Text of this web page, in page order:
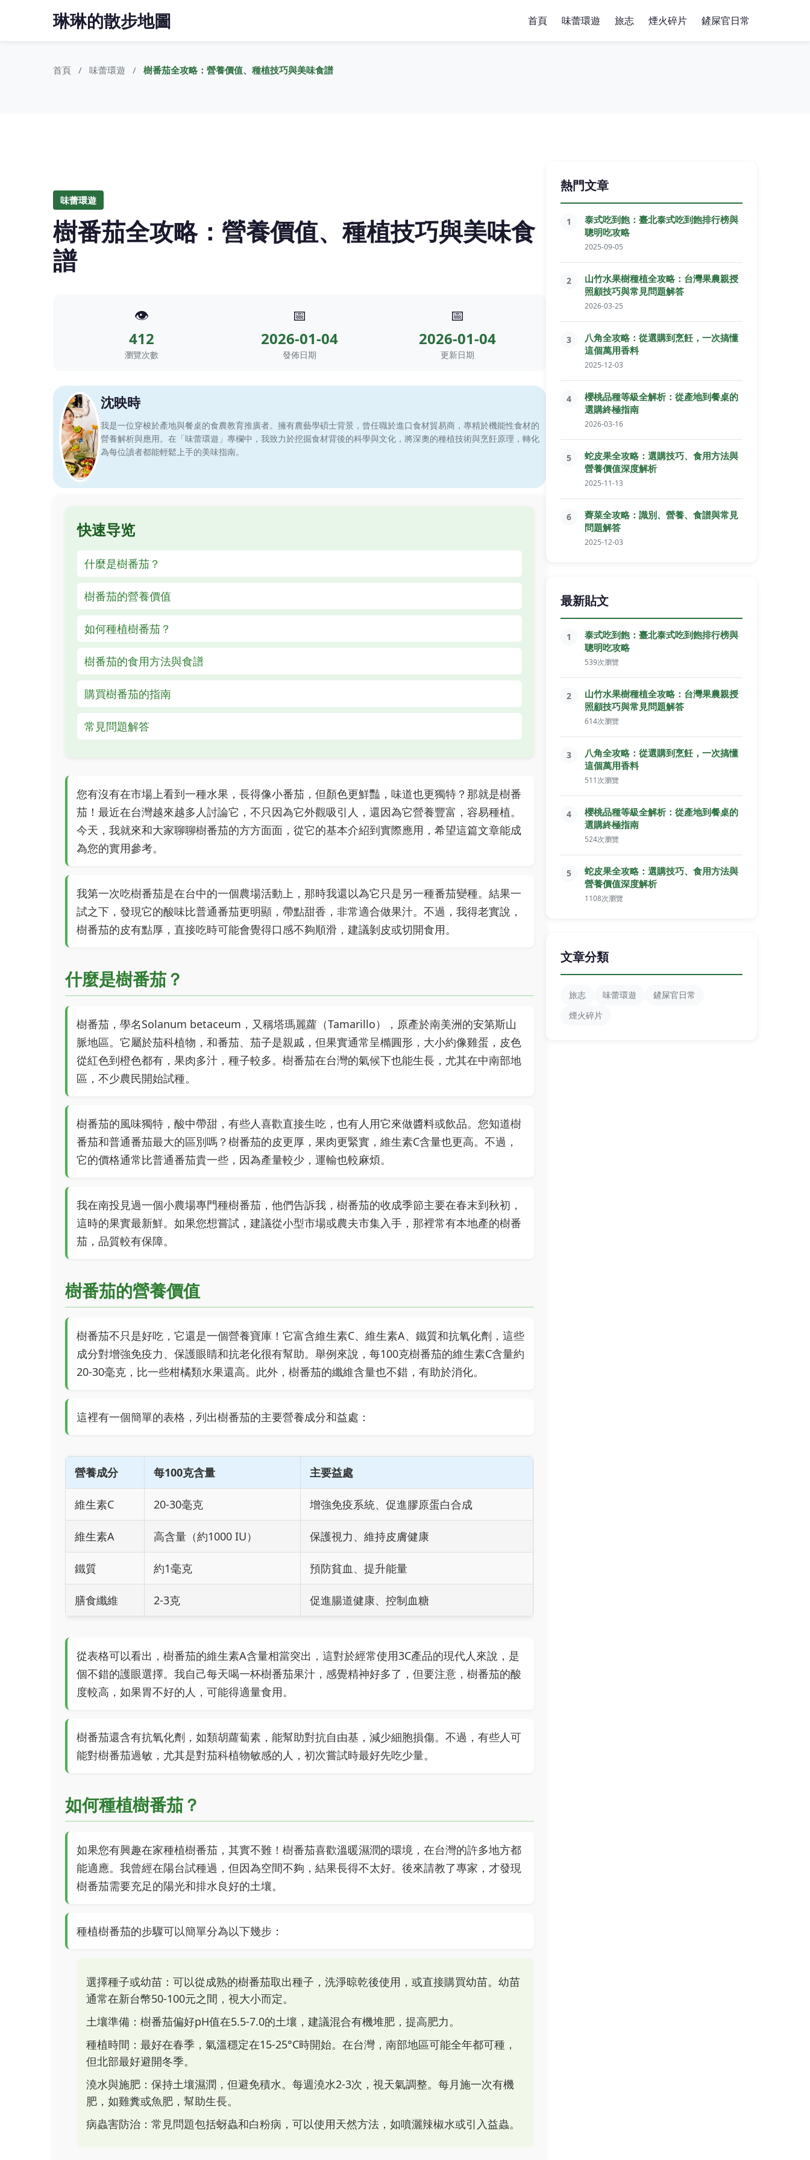
琳琳的散步地圖 首頁 味蕾環遊 旅志 煙火碎片 鏟屎官日常
首頁 味蕾環遊 樹番茄全攻略：營養價值、種植技巧與美味食譜
味蕾環遊
樹番茄全攻略：營養價值、種植技巧與美味食
譜
👁️
412
瀏覽次數
📅
2026-01-04
發佈日期
📅
2026-01-04
更新日期
沈映時
我是一位穿梭於產地與餐桌的食農教育推廣者。擁有農藝學碩士背景，曾任職於進口食材貿易商，專精於機能性食材的
營養解析與應用。在「味蕾環遊」專欄中，我致力於挖掘食材背後的科學與文化，將深奧的種植技術與烹飪原理，轉化
為每位讀者都能輕鬆上手的美味指南。
快速导览
什麼是樹番茄？
樹番茄的營養價值
如何種植樹番茄？
樹番茄的食用方法與食譜
購買樹番茄的指南
常見問題解答
您有沒有在市場上看到一種水果，長得像小番茄，但顏色更鮮豔，味道也更獨特？那就是樹番
茄！最近在台灣越來越多人討論它，不只因為它外觀吸引人，還因為它營養豐富，容易種植。
今天，我就來和大家聊聊樹番茄的方方面面，從它的基本介紹到實際應用，希望這篇文章能成
為您的實用參考。
我第一次吃樹番茄是在台中的一個農場活動上，那時我還以為它只是另一種番茄變種。結果一
試之下，發現它的酸味比普通番茄更明顯，帶點甜香，非常適合做果汁。不過，我得老實說，
樹番茄的皮有點厚，直接吃時可能會覺得口感不夠順滑，建議剝皮或切開食用。
什麼是樹番茄？
樹番茄，學名Solanum betaceum，又稱塔瑪麗蘿（Tamarillo），原產於南美洲的安第斯山
脈地區。它屬於茄科植物，和番茄、茄子是親戚，但果實通常呈橢圓形，大小約像雞蛋，皮色
從紅色到橙色都有，果肉多汁，種子較多。樹番茄在台灣的氣候下也能生長，尤其在中南部地
區，不少農民開始試種。
樹番茄的風味獨特，酸中帶甜，有些人喜歡直接生吃，也有人用它來做醬料或飲品。您知道樹
番茄和普通番茄最大的區別嗎？樹番茄的皮更厚，果肉更緊實，維生素C含量也更高。不過，
它的價格通常比普通番茄貴一些，因為產量較少，運輸也較麻煩。
我在南投見過一個小農場專門種樹番茄，他們告訴我，樹番茄的收成季節主要在春末到秋初，
這時的果實最新鮮。如果您想嘗試，建議從小型市場或農夫市集入手，那裡常有本地產的樹番
茄，品質較有保障。
樹番茄的營養價值
樹番茄不只是好吃，它還是一個營養寶庫！它富含維生素C、維生素A、鐵質和抗氧化劑，這些
成分對增強免疫力、保護眼睛和抗老化很有幫助。舉例來說，每100克樹番茄的維生素C含量約
20-30毫克，比一些柑橘類水果還高。此外，樹番茄的纖維含量也不錯，有助於消化。
這裡有一個簡單的表格，列出樹番茄的主要營養成分和益處：
營養成分 每100克含量 主要益處
維生素C 20-30毫克 增強免疫系統、促進膠原蛋白合成
維生素A 高含量（約1000 IU） 保護視力、維持皮膚健康
鐵質 約1毫克 預防貧血、提升能量
膳食纖維 2-3克 促進腸道健康、控制血糖
從表格可以看出，樹番茄的維生素A含量相當突出，這對於經常使用3C產品的現代人來說，是
個不錯的護眼選擇。我自己每天喝一杯樹番茄果汁，感覺精神好多了，但要注意，樹番茄的酸
度較高，如果胃不好的人，可能得適量食用。
樹番茄還含有抗氧化劑，如類胡蘿蔔素，能幫助對抗自由基，減少細胞損傷。不過，有些人可
能對樹番茄過敏，尤其是對茄科植物敏感的人，初次嘗試時最好先吃少量。
如何種植樹番茄？
如果您有興趣在家種植樹番茄，其實不難！樹番茄喜歡溫暖濕潤的環境，在台灣的許多地方都
能適應。我曾經在陽台試種過，但因為空間不夠，結果長得不太好。後來請教了專家，才發現
樹番茄需要充足的陽光和排水良好的土壤。
種植樹番茄的步驟可以簡單分為以下幾步：
選擇種子或幼苗：可以從成熟的樹番茄取出種子，洗淨晾乾後使用，或直接購買幼苗。幼苗
通常在新台幣50-100元之間，視大小而定。
土壤準備：樹番茄偏好pH值在5.5-7.0的土壤，建議混合有機堆肥，提高肥力。
種植時間：最好在春季，氣溫穩定在15-25°C時開始。在台灣，南部地區可能全年都可種，
但北部最好避開冬季。
澆水與施肥：保持土壤濕潤，但避免積水。每週澆水2-3次，視天氣調整。每月施一次有機
肥，如雞糞或魚肥，幫助生長。
病蟲害防治：常見問題包括蚜蟲和白粉病，可以使用天然方法，如噴灑辣椒水或引入益蟲。
熱門文章
1
泰式吃到飽：臺北泰式吃到飽排行榜與
聰明吃攻略
2025-09-05
2
山竹水果樹種植全攻略：台灣果農親授
照顧技巧與常見問題解答
2026-03-25
3
八角全攻略：從選購到烹飪，一次搞懂
這個萬用香料
2025-12-03
4
櫻桃品種等級全解析：從產地到餐桌的
選購終極指南
2026-03-16
5
蛇皮果全攻略：選購技巧、食用方法與
營養價值深度解析
2025-11-13
6
薺菜全攻略：識別、營養、食譜與常見
問題解答
2025-12-03
最新貼文
1
泰式吃到飽：臺北泰式吃到飽排行榜與
聰明吃攻略
539次瀏覽
2
山竹水果樹種植全攻略：台灣果農親授
照顧技巧與常見問題解答
614次瀏覽
3
八角全攻略：從選購到烹飪，一次搞懂
這個萬用香料
511次瀏覽
4
櫻桃品種等級全解析：從產地到餐桌的
選購終極指南
524次瀏覽
5
蛇皮果全攻略：選購技巧、食用方法與
營養價值深度解析
1108次瀏覽
文章分類
旅志 味蕾環遊
鏟屎官日常
煙火碎片